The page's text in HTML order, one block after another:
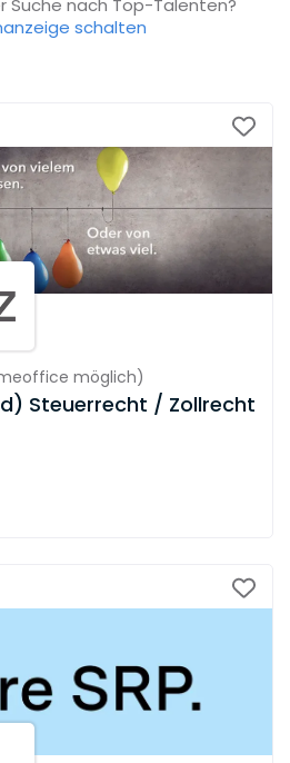
Suche nach Top-Talenten?
schalten
möglich)
Steuerrecht / Zollrecht